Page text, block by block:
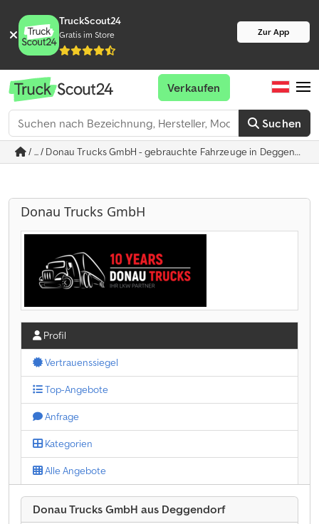
TruckScout24
Gratis im Store Zur App
Suchen
Verkaufen
/ ... / Donau Trucks GmbH - gebrauchte Fahrzeuge in Deggendorf
Donau Trucks GmbH
Profil
Vertrauenssiegel
Top-Angebote
Anfrage
Kategorien
Alle Angebote
Donau Trucks GmbH aus Deggendorf